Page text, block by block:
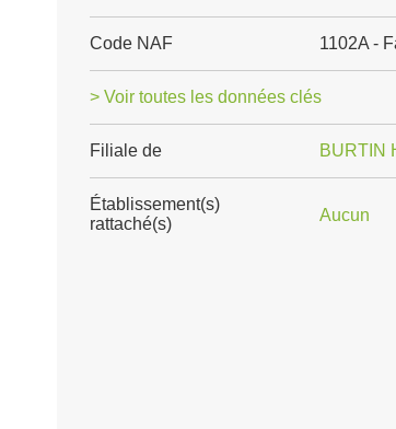
Code NAF 1102A -
> Voir toutes les données clés
Filiale de BURTIN
Établissement(s)
rattaché(s)
Aucun